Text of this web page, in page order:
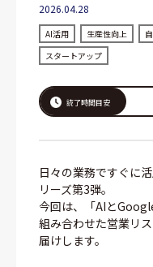
2026.04.28
AI活用 生産性向上
スタートアップ
読了時間目安
日々の業務ですぐに
リーズ第3弾。
今回は、「AIと
組み合わせた営業リ
届けします。